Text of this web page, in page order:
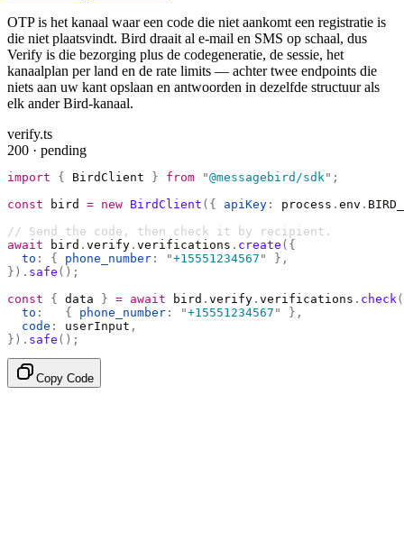
OTP is het kanaal waar een code die niet aankomt een registratie is
die niet plaatsvindt. Bird draait al e-mail en SMS op schaal, dus
Verify is die bezorging plus de codegeneratie, de sessie, het
kanaalplan per land en de rate limits — achter twee endpoints die
niets aan uw kant opslaan en antwoorden in dezelfde structuur als
elk ander Bird-kanaal.
verify.ts
200 · pending
import { BirdClient } from "@messagebird/sdk " ;
const bird = new BirdClient ({ apiKey : process . env .
// Send the code, then check it by recipient.
await bird . verify . verifications . create ({
  to
: { phone_number : "+15551234567 "
},
}). safe ();
const { data } = await bird . verify . verifications . check
  to
:
   {
phone_number : "+15551234567 "
},
  code
: userInput ,
}). safe ();
Copy Code